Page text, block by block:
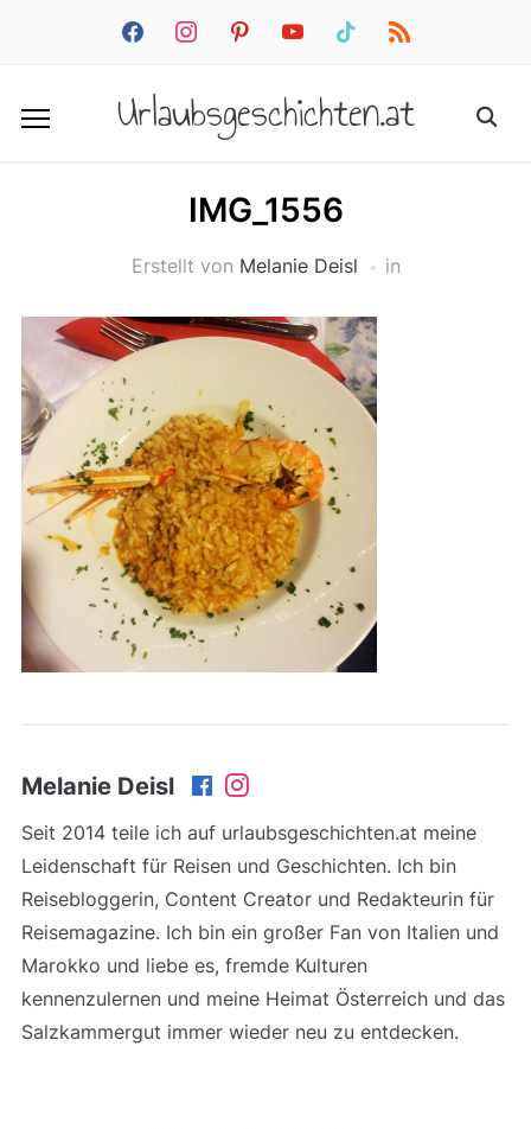
facebookinstagrampinterestyoutube tiktok rss
Urlaubsgeschichten.at
IMG_1556
Erstellt von Melanie Deisl in
Melanie Deisl
Seit 2014 teile ich auf urlaubsgeschichten.at meine
Leidenschaft für Reisen und Geschichten. Ich bin
Reisebloggerin, Content Creator und Redakteurin für
Reisemagazine. Ich bin ein großer Fan von Italien und
Marokko und liebe es, fremde Kulturen
kennenzulernen und meine Heimat Österreich und das
Salzkammergut immer wieder neu zu entdecken.